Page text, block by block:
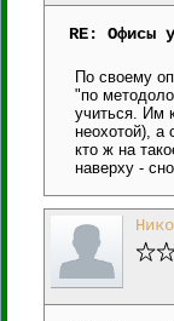
RE: Офисы
По своему
"по
учиться. Им
неохотой), а
кто ж на
наверху -